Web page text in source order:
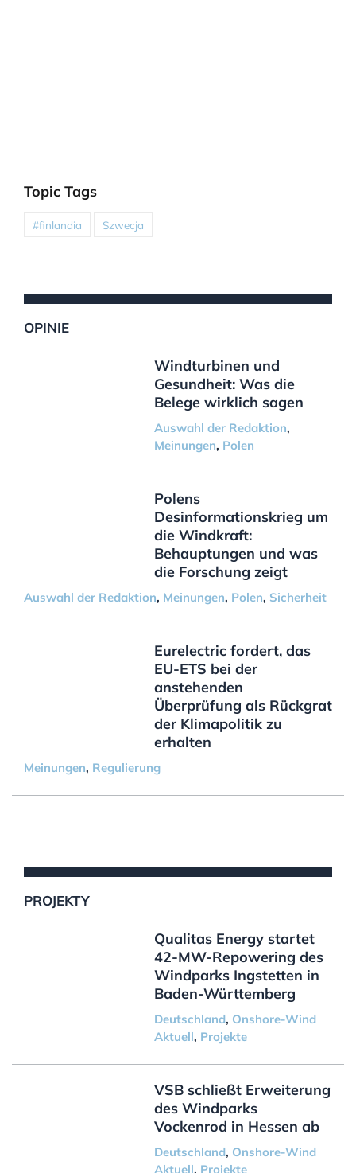
Topic Tags
#finlandia Szwecja
OPINIE
Windturbinen und
Gesundheit: Was die
Belege wirklich sagen
Auswahl der Redaktion,
Meinungen, Polen
Polens
Desinformationskrieg um
die Windkraft:
Behauptungen und was
die Forschung zeigt
Auswahl der Redaktion, Meinungen, Polen, Sicherheit
Eurelectric fordert, das
EU-ETS bei der
anstehenden
Überprüfung als Rückgrat
der Klimapolitik zu
erhalten
Meinungen, Regulierung
PROJEKTY
Qualitas Energy startet
42-MW-Repowering des
Windparks Ingstetten in
Baden-Württemberg
Deutschland, Onshore-Wind
Aktuell, Projekte
VSB schließt Erweiterung
des Windparks
Vockenrod in Hessen ab
Deutschland, Onshore-Wind
Aktuell, Projekte